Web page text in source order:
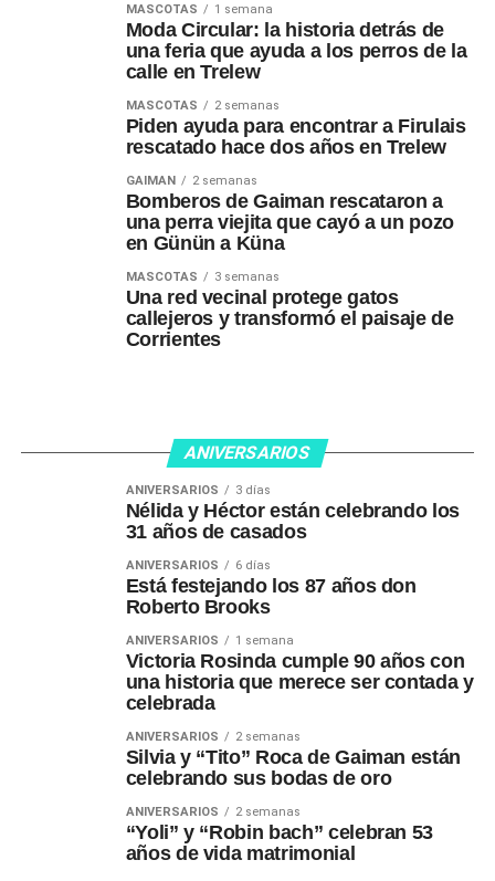
MASCOTAS 1 semana
Moda Circular: la historia detrás de
una feria que ayuda a los perros de la
calle en Trelew
MASCOTAS 2 semanas
Piden ayuda para encontrar a Firulais
rescatado hace dos años en Trelew
GAIMAN 2 semanas
Bomberos de Gaiman rescataron a
una perra viejita que cayó a un pozo
en Günün a Küna
MASCOTAS 3 semanas
Una red vecinal protege gatos
callejeros y transformó el paisaje de
Corrientes
ANIVERSARIOS
ANIVERSARIOS 3 días
Nélida y Héctor están celebrando los
31 años de casados
ANIVERSARIOS 6 días
Está festejando los 87 años don
Roberto Brooks
ANIVERSARIOS 1 semana
Victoria Rosinda cumple 90 años con
una historia que merece ser contada y
celebrada
ANIVERSARIOS 2 semanas
Silvia y “Tito” Roca de Gaiman están
celebrando sus bodas de oro
ANIVERSARIOS 2 semanas
“Yoli” y “Robin bach” celebran 53
años de vida matrimonial